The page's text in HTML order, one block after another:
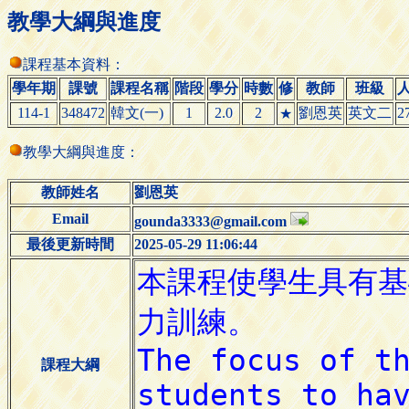
教學大綱與進度
課程基本資料：
學年期
課號 課程名稱 階段 學分 時數 修 教師 班級
114-1
348472 韓文(一) 1 2.0 2 ★ 劉恩英 英文二
教學大綱與進度：
教師姓名
劉恩英
Email
gounda3333@gmail.com
最後更新時間
2025-05-29 11:06:44
課程大綱